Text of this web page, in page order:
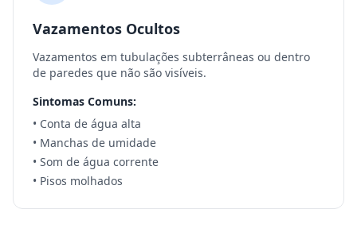
Vazamentos Ocultos
Vazamentos em tubulações subterrâneas ou dentro
de paredes que não são visíveis.
Sintomas Comuns:
• Conta de água alta
• Manchas de umidade
• Som de água corrente
• Pisos molhados